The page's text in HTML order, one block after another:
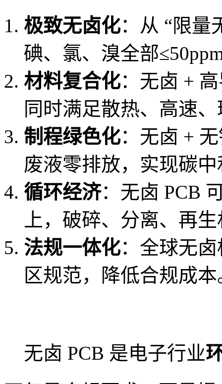
极致无卤化：从 “限量
碘、氯、溴全部
材料复合化：无卤 +
同时满足散热、高速
制程绿色化：无卤 +
废液零排放，实现碳
循环经济：无卤 PCB
上，破碎、分离、再
法规一体化：全球无
区规范，降低合规成本
无卤 PCB 是电子行业